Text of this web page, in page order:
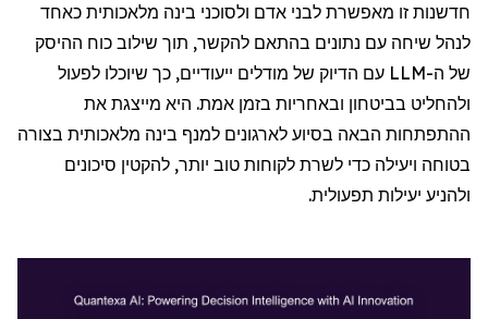
חדשנות זו מאפשרת לבני אדם ולסוכני בינה מלאכותית כאחד
לנהל שיחה עם נתונים בהתאם להקשר, תוך שילוב כוח ההיסק
של ה-LLM עם הדיוק של מודלים ייעודיים, כך שיוכלו לפעול
ולהחליט בביטחון ובאחריות בזמן אמת. היא מייצגת את
ההתפתחות הבאה בסיוע לארגונים למנף בינה מלאכותית בצורה
בטוחה ויעילה כדי לשרת לקוחות טוב יותר, להקטין סיכונים
ולהניע יעילות תפעולית.